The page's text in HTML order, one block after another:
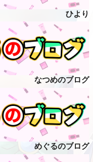
ひより
なつめのブログ
めぐるのブログ